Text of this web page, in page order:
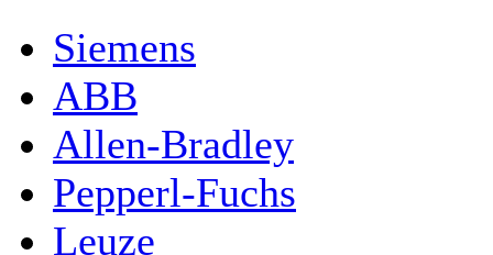
Siemens
ABB
Allen-Bradley
Pepperl-Fuchs
Leuze